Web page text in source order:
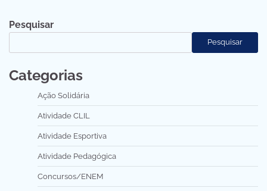
Pesquisar
Pesquisar
Categorias
Ação Solidária
Atividade CLIL
Atividade Esportiva
Atividade Pedagógica
Concursos/ENEM